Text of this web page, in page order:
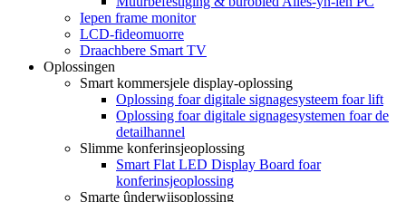
Iepen frame monitor
LCD-fideomuorre
Draachbere Smart TV
Oplossingen
Smart kommersjele display-oplossing
Oplossing foar digitale signagesysteem foar lift
Oplossing foar digitale signagesystemen foar de
detailhannel
Slimme konferinsjeoplossing
Smart Flat LED Display Board foar
konferinsjeoplossing
Smarte ûnderwiisoplossing